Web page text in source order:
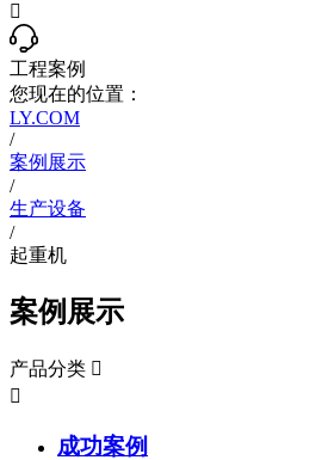

工程案例
您现在的位置：
LY.COM
/
案例展示
/
生产设备
/
起重机
案例展示
产品分类 

成功案例